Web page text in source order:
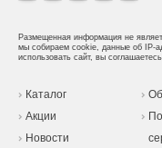
Размещенная информация не
мы собираем cookie, данные об IP-
использовать сайт, вы
Каталог
Акции
Новости